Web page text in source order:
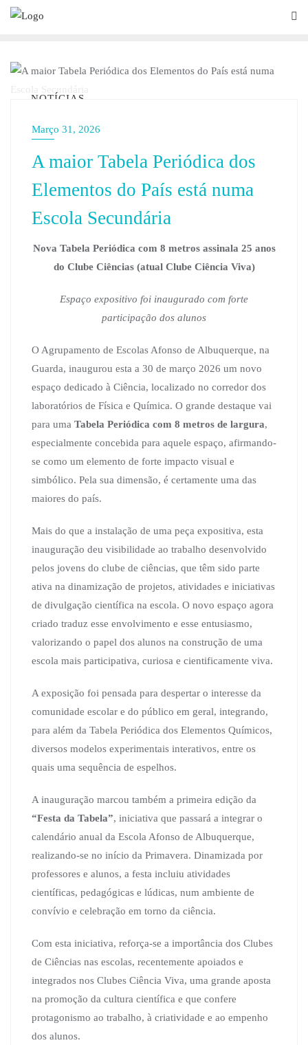
NOTÍCIAS
Março 31, 2026
A maior Tabela Periódica dos
Elementos do País está numa
Escola Secundária
Nova Tabela Periódica com 8 metros assinala 25 anos
do Clube Ciências (atual Clube Ciência Viva)
Espaço expositivo foi inaugurado com forte
participação dos alunos
O Agrupamento de Escolas Afonso de Albuquerque, na
Guarda, inaugurou esta a 30 de março 2026 um novo
espaço dedicado à Ciência, localizado no corredor dos
laboratórios de Física e Química. O grande destaque vai
para uma Tabela Periódica com 8 metros de largura,
especialmente concebida para aquele espaço, afirmando-
se como um elemento de forte impacto visual e
simbólico. Pela sua dimensão, é certamente uma das
maiores do país.
Mais do que a instalação de uma peça expositiva, esta
inauguração deu visibilidade ao trabalho desenvolvido
pelos jovens do clube de ciências, que têm sido parte
ativa na dinamização de projetos, atividades e iniciativas
de divulgação científica na escola. O novo espaço agora
criado traduz esse envolvimento e esse entusiasmo,
valorizando o papel dos alunos na construção de uma
escola mais participativa, curiosa e cientificamente viva.
A exposição foi pensada para despertar o interesse da
comunidade escolar e do público em geral, integrando,
para além da Tabela Periódica dos Elementos Químicos,
diversos modelos experimentais interativos, entre os
quais uma sequência de espelhos.
A inauguração marcou também a primeira edição da
“Festa da Tabela”, iniciativa que passará a integrar o
calendário anual da Escola Afonso de Albuquerque,
realizando-se no início da Primavera. Dinamizada por
professores e alunos, a festa incluiu atividades
científicas, pedagógicas e lúdicas, num ambiente de
convívio e celebração em torno da ciência.
Com esta iniciativa, reforça-se a importância dos Clubes
de Ciências nas escolas, recentemente apoiados e
integrados nos Clubes Ciência Viva, uma grande aposta
na promoção da cultura científica e que confere
protagonismo ao trabalho, à criatividade e ao empenho
dos alunos.